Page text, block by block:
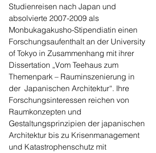
Studienreisen nach Japan und
absolvierte 2007-2009 als
Monbukagakusho-Stipendiatin einen
Forschungsaufenthalt an der University
of Tokyo in Zusammenhang mit ihrer
Dissertation „Vom Teehaus zum
Themenpark – Rauminszenierung in
der  Japanischen Architektur“. Ihre
Forschungsinteressen reichen von
Raumkonzepten und
Gestaltungsprinzipien der japanischen
Architektur bis zu Krisenmanagement
und Katastrophenschutz mit